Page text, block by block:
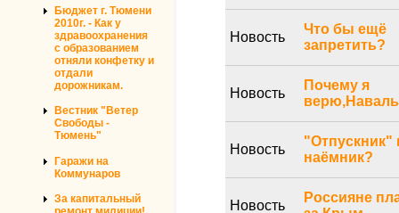
Бюджет г. Тюмени
2010г. - Как у
здравоохранения
с образованием
отняли конфетку и
отдали
дорожникам.
Вестник "Ветер
Свободы -
Тюмень"
Гаражи на
Коммунаров
За капитальный
Новость
Что бы ещё
запретить?
Новость
Почему я
Новость
"Отпускник"
наёмник?
Новость
Россияне